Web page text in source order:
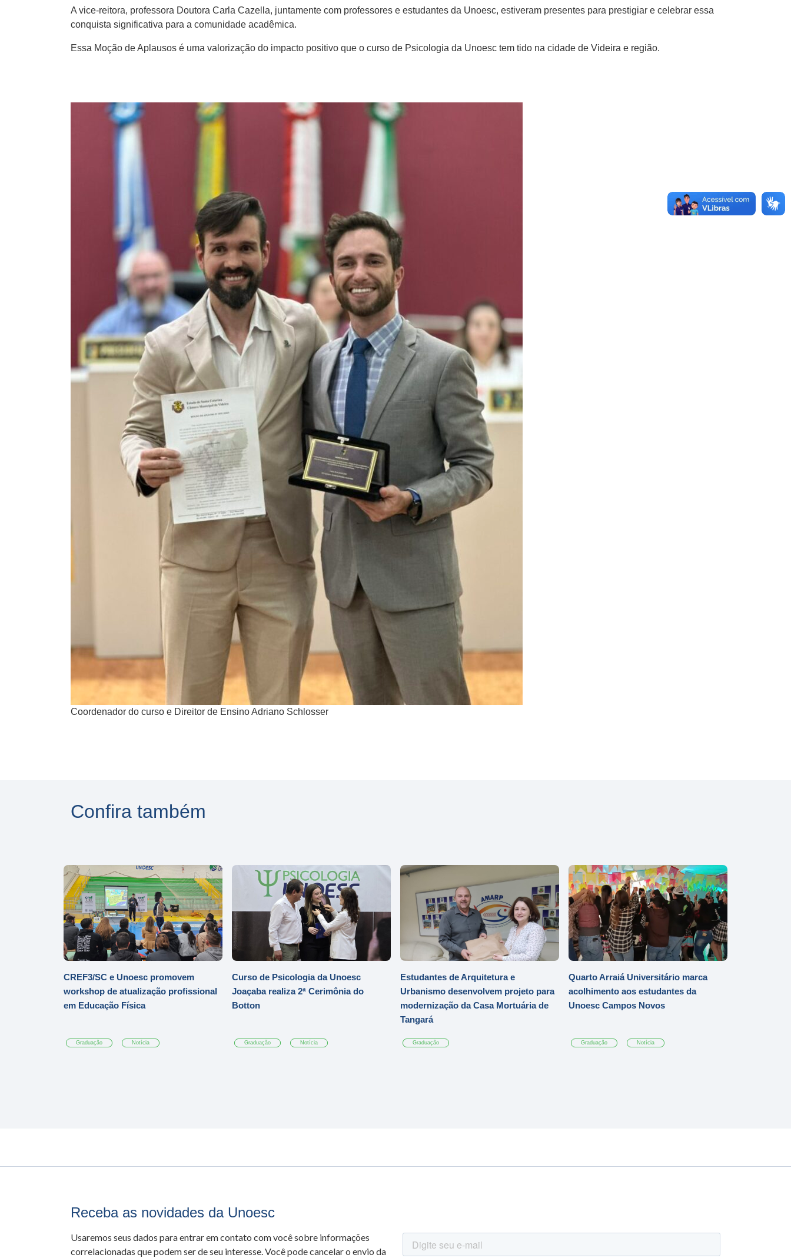
A vice-reitora, professora Doutora Carla Cazella, juntamente com professores e estudantes da Unoesc, estiveram presentes para prestigiar e celebrar essa
conquista significativa para a comunidade acadêmica.
Essa Moção de Aplausos é uma valorização do impacto positivo que o curso de Psicologia da Unoesc tem tido na cidade de Videira e região.
Coordenador do curso e Direitor de Ensino Adriano Schlosser
Confira também
CREF3/SC e Unoesc promovem
workshop de atualização profissional
em Educação Física
Graduação Notícia
Curso de Psicologia da Unoesc
Joaçaba realiza 2ª Cerimônia do
Botton
Graduação Notícia
Estudantes de Arquitetura e
Urbanismo desenvolvem projeto para
modernização da Casa Mortuária de
Tangará
Graduação
Quarto Arraiá Universitário marca
acolhimento aos estudantes da
Unoesc Campos Novos
Graduação Notícia
Receba as novidades da Unoesc
Usaremos seus dados para entrar em contato com você sobre informações
correlacionadas que podem ser de seu interesse. Você pode cancelar o envio da